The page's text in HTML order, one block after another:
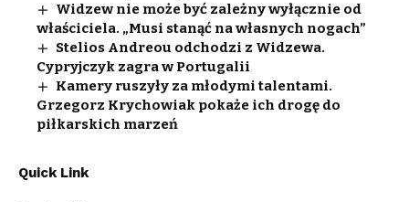
Widzew nie może być zależny wyłącznie od
właściciela. „Musi stanąć na własnych nogach”
Stelios Andreou odchodzi z Widzewa.
Cypryjczyk zagra w Portugalii
Kamery ruszyły za młodymi talentami.
Grzegorz Krychowiak pokaże ich drogę do
piłkarskich marzeń
Quick Link